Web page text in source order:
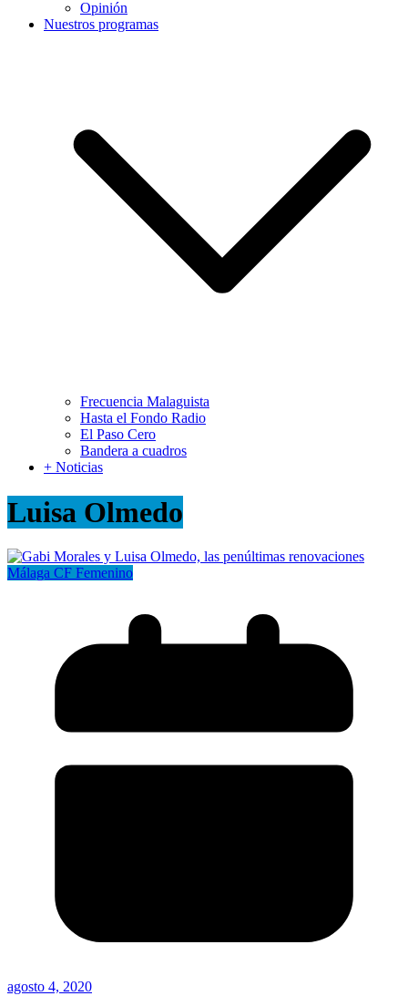
Opinión
Nuestros programas
Frecuencia Malaguista
Hasta el Fondo Radio
El Paso Cero
Bandera a cuadros
+ Noticias
Luisa Olmedo
Málaga CF Femenino
agosto 4, 2020